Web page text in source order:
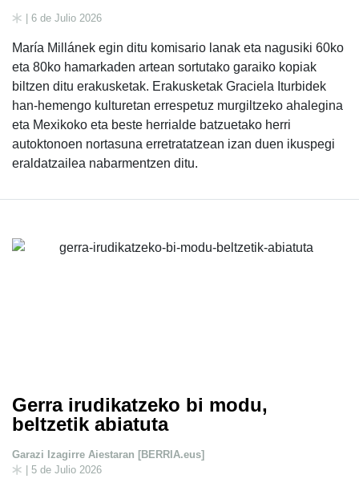
| 6 de Julio 2026
María Millánek egin ditu komisario lanak eta nagusiki 60ko
eta 80ko hamarkaden artean sortutako garaiko kopiak
biltzen ditu erakusketak. Erakusketak Graciela Iturbidek
han-hemengo kulturetan errespetuz murgiltzeko ahalegina
eta Mexikoko eta beste herrialde batzuetako herri
autoktonoen nortasuna erretratatzean izan duen ikuspegi
eraldatzailea nabarmentzen ditu.
Gerra irudikatzeko bi modu,
beltzetik abiatuta
Garazi Izagirre Aiestaran [BERRIA.eus]
| 5 de Julio 2026